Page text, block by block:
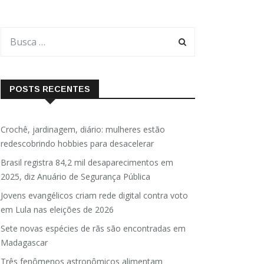
POSTS RECENTES
Crochê, jardinagem, diário: mulheres estão
redescobrindo hobbies para desacelerar
Brasil registra 84,2 mil desaparecimentos em
2025, diz Anuário de Segurança Pública
Jovens evangélicos criam rede digital contra voto
em Lula nas eleições de 2026
Sete novas espécies de rãs são encontradas em
Madagascar
Três fenômenos astronômicos alimentam